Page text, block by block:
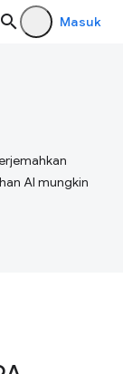
Masuk
AI mungkin